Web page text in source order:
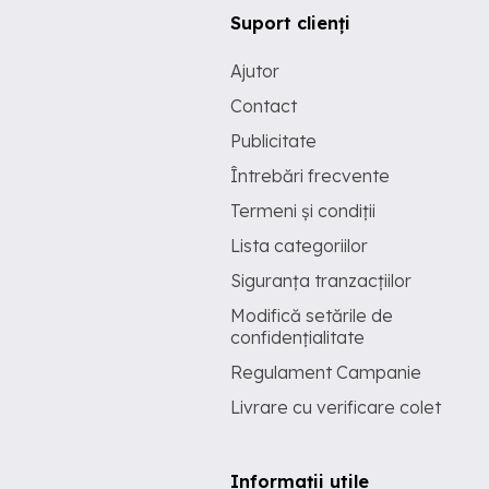
Suport clienți
Ajutor
Contact
Publicitate
Întrebări frecvente
Termeni și condiții
Lista categoriilor
Siguranța tranzacțiilor
Modifică setările de
confidențialitate
Regulament Campanie
Livrare cu verificare colet
Informații utile